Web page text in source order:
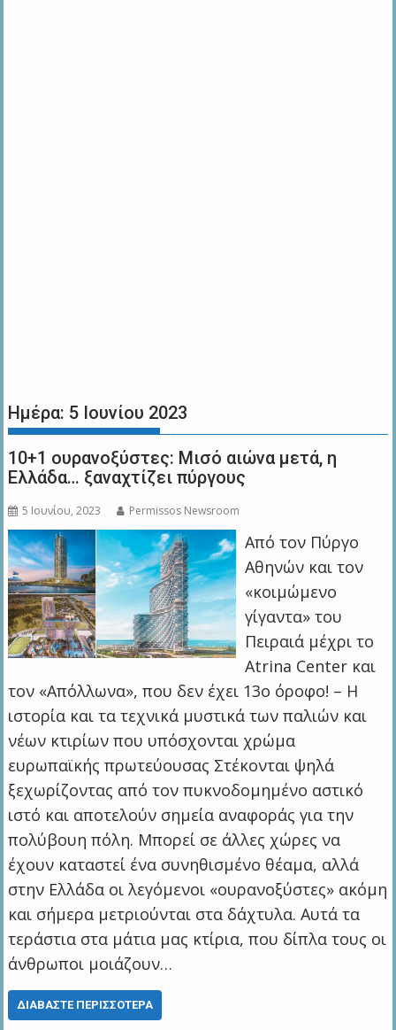
Ημέρα: 5 Ιουνίου 2023
10+1 ουρανοξύστες: Μισό αιώνα μετά, η
Ελλάδα… ξαναχτίζει πύργους
5 Ιουνίου, 2023 Permissos Newsroom
Από τον Πύργο
Αθηνών και τον
«κοιμώμενο
γίγαντα» του
Πειραιά μέχρι το
Atrina Center και
τον «Απόλλωνα», που δεν έχει 13ο όροφο! – Η
ιστορία και τα τεχνικά μυστικά των παλιών και
νέων κτιρίων που υπόσχονται χρώμα
ευρωπαϊκής πρωτεύουσας Στέκονται ψηλά
ξεχωρίζοντας από τον πυκνοδομημένο αστικό
ιστό και αποτελούν σημεία αναφοράς για την
πολύβουη πόλη. Μπορεί σε άλλες χώρες να
έχουν καταστεί ένα συνηθισμένο θέαμα, αλλά
στην Ελλάδα οι λεγόμενοι «ουρανοξύστες» ακόμη
και σήμερα μετριούνται στα δάχτυλα. Αυτά τα
τεράστια στα μάτια μας κτίρια, που δίπλα τους οι
άνθρωποι μοιάζουν…
ΔΙΑΒΆΣΤΕ ΠΕΡΙΣΣΌΤΕΡΑ